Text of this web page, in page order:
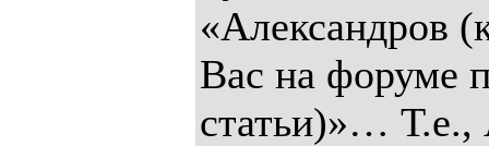
«Александров
Вас на форуме
статьи)»…